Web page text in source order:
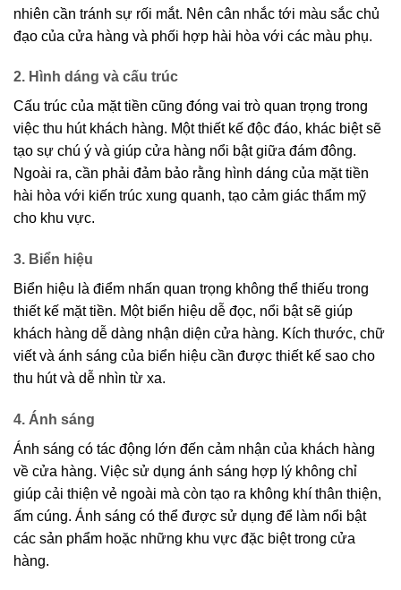
nhiên cần tránh sự rối mắt. Nên cân nhắc tới màu sắc chủ
đạo của cửa hàng và phối hợp hài hòa với các màu phụ.
2. Hình dáng và cấu trúc
Cấu trúc của mặt tiền cũng đóng vai trò quan trọng trong
việc thu hút khách hàng. Một thiết kế độc đáo, khác biệt sẽ
tạo sự chú ý và giúp cửa hàng nổi bật giữa đám đông.
Ngoài ra, cần phải đảm bảo rằng hình dáng của mặt tiền
hài hòa với kiến trúc xung quanh, tạo cảm giác thẩm mỹ
cho khu vực.
3. Biển hiệu
Biển hiệu là điểm nhấn quan trọng không thể thiếu trong
thiết kế mặt tiền. Một biển hiệu dễ đọc, nổi bật sẽ giúp
khách hàng dễ dàng nhận diện cửa hàng. Kích thước, chữ
viết và ánh sáng của biển hiệu cần được thiết kế sao cho
thu hút và dễ nhìn từ xa.
4. Ánh sáng
Ánh sáng có tác động lớn đến cảm nhận của khách hàng
về cửa hàng. Việc sử dụng ánh sáng hợp lý không chỉ
giúp cải thiện vẻ ngoài mà còn tạo ra không khí thân thiện,
ấm cúng. Ánh sáng có thể được sử dụng để làm nổi bật
các sản phẩm hoặc những khu vực đặc biệt trong cửa
hàng.